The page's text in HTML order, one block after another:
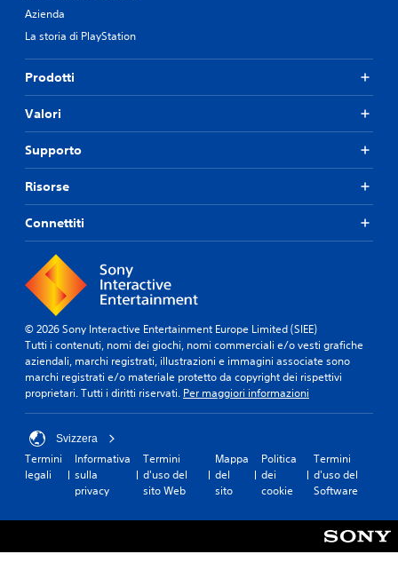
Azienda
La storia di PlayStation
Prodotti
Valori
Supporto
Risorse
Connettiti
© 2026 Sony Interactive Entertainment Europe Limited (SIEE)
Tutti i contenuti, nomi dei giochi, nomi commerciali e/o vesti grafiche
aziendali, marchi registrati, illustrazioni e immagini associate sono
marchi registrati e/o materiale protetto da copyright dei rispettivi
proprietari. Tutti i diritti riservati. Per maggiori informazioni
Svizzera
Termini
legali
Informativa
sulla
privacy
Termini
d'uso del
sito Web
Mappa
del
sito
Politica
dei
cookie
Termini
d'uso del
Software